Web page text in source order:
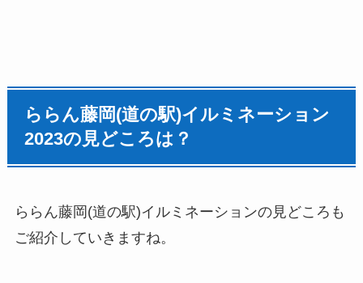
ららん藤岡(道の駅)イルミネーション
2023の見どころは？
ららん藤岡(道の駅)イルミネーションの見どころも
ご紹介していきますね。